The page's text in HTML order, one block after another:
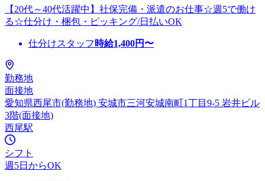
【20代～40代活躍中】社保完備・派遣のお仕事☆週5で働け
る☆仕分け・梱包・ピッキング/日払いOK
仕分けスタッフ 時給1,400円〜
勤務地
面接地
愛知県西尾市(勤務地) 安城市三河安城南町1丁目9-5 岩井ビル
3階(面接地)
西尾駅
シフト
週5日からOK